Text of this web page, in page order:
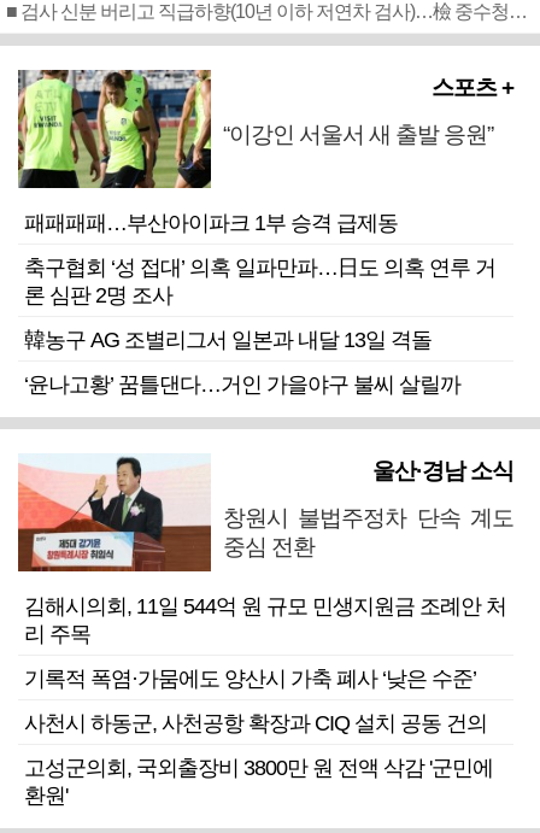
■ 검사 신분 버리고 직급하향(10년 이하 저연차 검사)…檢 중수청행 기피
스포츠 +
“이강인 서울서 새 출발 응원”
패패패패…부산아이파크 1부 승격 급제동
축구협회 ‘성 접대’ 의혹 일파만파…日도 의혹 연루 거
론 심판 2명 조사
韓농구 AG 조별리그서 일본과 내달 13일 격돌
‘윤나고황’ 꿈틀댄다…거인 가을야구 불씨 살릴까
울산·경남 소식
창원시 불법주정차 단속 계도
중심 전환
김해시의회, 11일 544억 원 규모 민생지원금 조례안 처
리 주목
기록적 폭염·가뭄에도 양산시 가축 폐사 ‘낮은 수준’
사천시 하동군, 사천공항 확장과 CIQ 설치 공동 건의
고성군의회, 국외출장비 3800만 원 전액 삭감 '군민에
환원'